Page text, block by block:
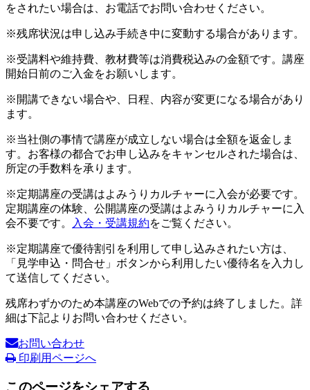
をされたい場合は、お電話でお問い合わせください。
※残席状況は申し込み手続き中に変動する場合があります。
※受講料や維持費、教材費等は消費税込みの金額です。講座
開始日前のご入金をお願いします。
※開講できない場合や、日程、内容が変更になる場合があり
ます。
※当社側の事情で講座が成立しない場合は全額を返金しま
す。お客様の都合でお申し込みをキャンセルされた場合は、
所定の手数料を承ります。
※定期講座の受講はよみうりカルチャーに入会が必要です。
定期講座の体験、公開講座の受講はよみうりカルチャーに入
会不要です。
入会・受講規約をご覧ください。
※定期講座で優待割引を利用して申し込みされたい方は、
「見学申込・問合せ」ボタンから利用したい優待名を入力し
て送信してください。
残席わずかのため本講座のWebでの予約は終了しました。詳
細は下記よりお問い合わせください。
お問い合わせ
印刷用ページへ